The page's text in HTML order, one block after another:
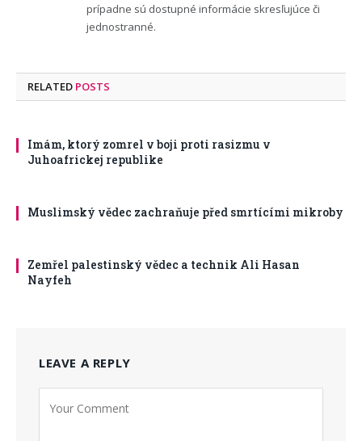
prípadne sú dostupné informácie skresľujúce či
jednostranné.
RELATED POSTS
Imám, ktorý zomrel v boji proti rasizmu v
Juhoafrickej republike
Muslimský vědec zachraňuje před smrtícími mikroby
Zemřel palestinský vědec a technik Ali Hasan
Nayfeh
LEAVE A REPLY